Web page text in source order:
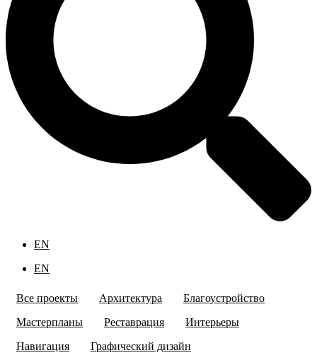
EN
EN
Все проекты Архитектура
Благоустройство
Мастерпланы
Реставрация
Интерьеры
Навигация
Графический дизайн